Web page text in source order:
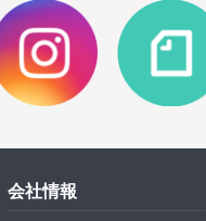
会社情報